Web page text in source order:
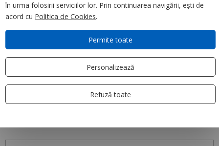
GAMĂ
LIVRARE
ORIUNDE
SUPORT
CLIENȚI
GARANȚIA
în urma folosirii serviciilor lor. Prin continuarea navigării, ești de
acord cu Politica de Cookies.
Permite toate
Personalizează
Refuză toate